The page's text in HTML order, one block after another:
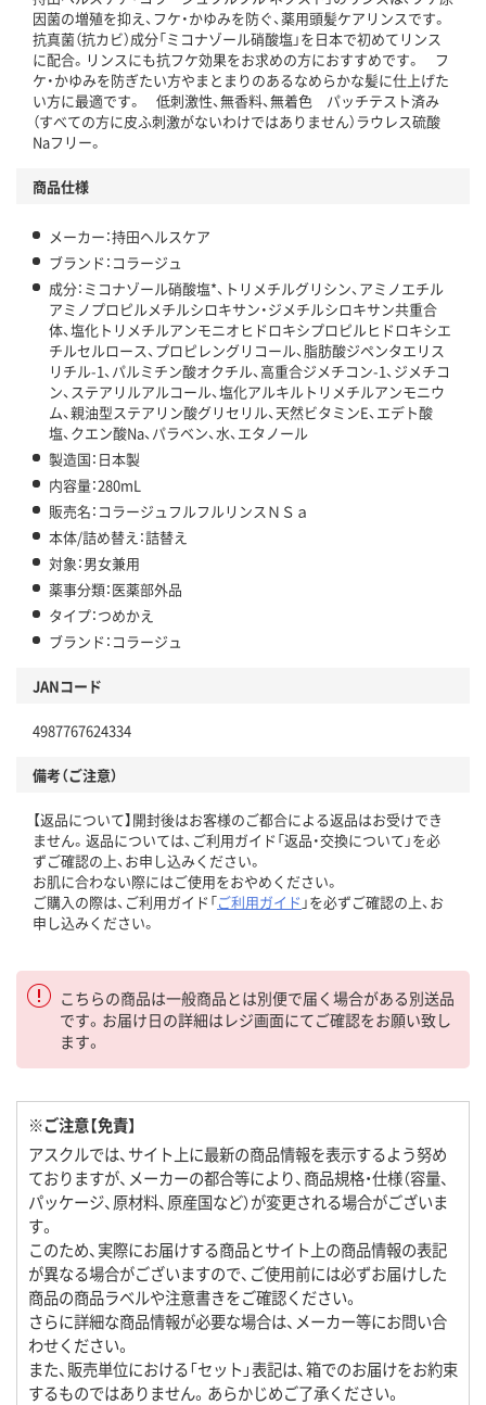
因菌の増殖を抑え、フケ・かゆみを防ぐ、薬用頭髪ケアリンスです。
抗真菌（抗カビ）成分「ミコナゾール硝酸塩」を日本で初めてリンス
に配合。リンスにも抗フケ効果をお求めの方におすすめです。 フ
ケ・かゆみを防ぎたい方やまとまりのあるなめらかな髪に仕上げた
い方に最適です。 低刺激性、無香料、無着色 パッチテスト済み
（すべての方に皮ふ刺激がないわけではありません）ラウレス硫酸
Naフリー。
商品仕様
メーカー：持田ヘルスケア
ブランド：コラージュ
成分：ミコナゾール硝酸塩*、トリメチルグリシン、アミノエチル
アミノプロピルメチルシロキサン・ジメチルシロキサン共重合
体、塩化トリメチルアンモニオヒドロキシプロピルヒドロキシエ
チルセルロース、プロピレングリコール、脂肪酸ジペンタエリス
リチル-1、パルミチン酸オクチル、高重合ジメチコン-1、ジメチコ
ン、ステアリルアルコール、塩化アルキルトリメチルアンモニウ
ム、親油型ステアリン酸グリセリル、天然ビタミンE、エデト酸
塩、クエン酸Na、パラベン、水、エタノール
製造国：日本製
内容量：280mL
販売名：コラージュフルフルリンスＮＳａ
本体/詰め替え：詰替え
対象：男女兼用
薬事分類：医薬部外品
タイプ：つめかえ
ブランド：コラージュ
JANコード
4987767624334
備考（ご注意）
【返品について】開封後はお客様のご都合による返品はお受けでき
ません。返品については、ご利用ガイド「返品・交換について」を必
ずご確認の上、お申し込みください。
お肌に合わない際にはご使用をおやめください。
ご購入の際は、ご利用ガイド「ご利用ガイド 」を必ずご確認の上、お
申し込みください。
こちらの商品は一般商品とは別便で届く場合がある別送品
です。お届け日の詳細はレジ画面にてご確認をお願い致し
ます。
※ご注意【免責】
アスクルでは、サイト上に最新の商品情報を表示するよう努め
ておりますが、メーカーの都合等により、商品規格・仕様（容量、
パッケージ、原材料、原産国など）が変更される場合がございま
す。
このため、実際にお届けする商品とサイト上の商品情報の表記
が異なる場合がございますので、ご使用前には必ずお届けした
商品の商品ラベルや注意書きをご確認ください。
さらに詳細な商品情報が必要な場合は、メーカー等にお問い合
わせください。
また、販売単位における「セット」表記は、箱でのお届けをお約束
するものではありません。あらかじめご了承ください。